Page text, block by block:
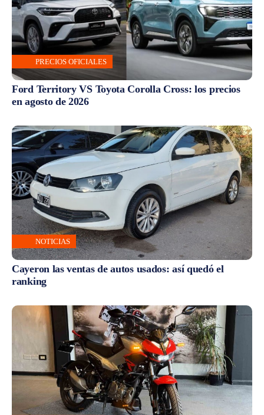
PRECIOS OFICIALES
Ford Territory VS Toyota Corolla Cross: los precios
en agosto de 2026
NOTICIAS
Cayeron las ventas de autos usados: así quedó el
ranking